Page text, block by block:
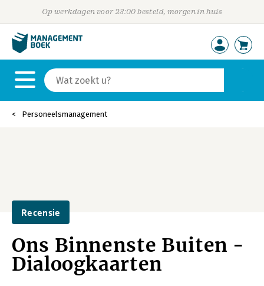
Op werkdagen voor 23:00 besteld, morgen in huis
Personeelsmanagement
Recensie
Ons Binnenste Buiten -
Dialoogkaarten